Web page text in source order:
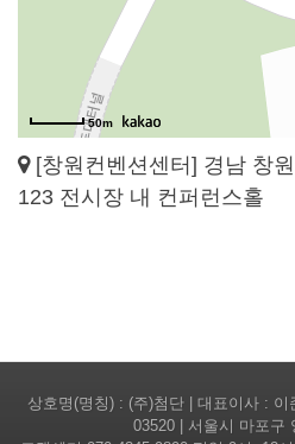
50m
[창원컨벤션센터] 경남 창
123 전시장 내 컨퍼런스홀
상호명(명칭) : (주)첨단 | 대표이사 :
03520 | 서울시 마포구